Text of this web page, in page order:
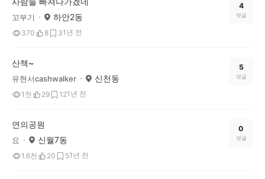
꼬부기 하안2동
370 8 31년 전
4
댓글
산책~
유현서cashwalker 신천동
1천 29 121년 전
5
댓글
연의공원
요 신월7동
1.6천 20 51년 전
0
댓글